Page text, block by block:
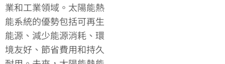
業和工業領域。太陽能熱
能系統的優勢包括可再生
能源、減少能源消耗、環
境友好、節省費用和持久